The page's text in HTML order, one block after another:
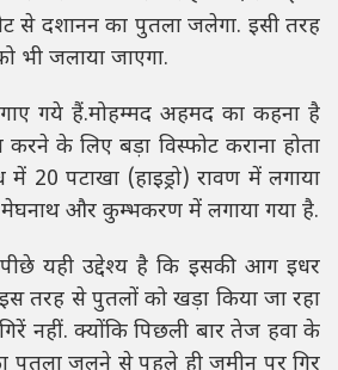
से दशानन का पुतला जलेगा. इसी तरह
भी जलाया जाएगा.
गये हैं.मोहम्मद अहमद का कहना है
के लिए बड़ा विस्फोट कराना होता
20 पटाखा (हाइड्रो) रावण में लगाया
और कुम्भकरण में लगाया गया है.
यही उद्देश्य है कि इसकी आग इधर
तरह से पुतलों को खड़ा किया जा रहा
नहीं. क्योंकि पिछली बार तेज हवा के